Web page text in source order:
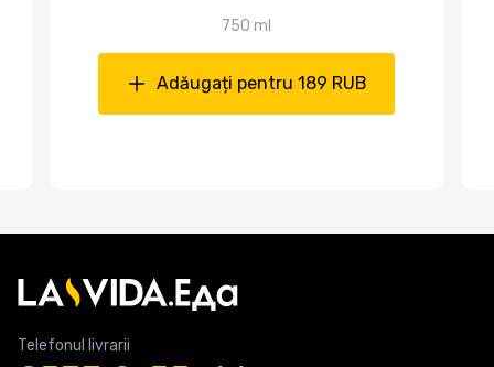
750 ml
Adăugați pentru 189 RUB
Telefonul livrarii